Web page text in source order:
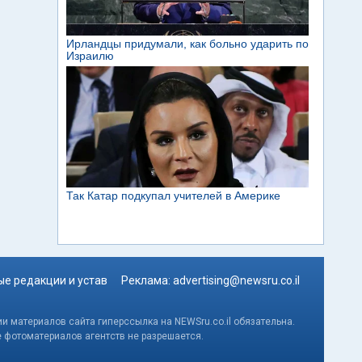
редакции и устав Реклама: advertising@newsru.co.il
сайта гиперссылка на NEWSru.co.il обязательна.
агентств не разрешается.